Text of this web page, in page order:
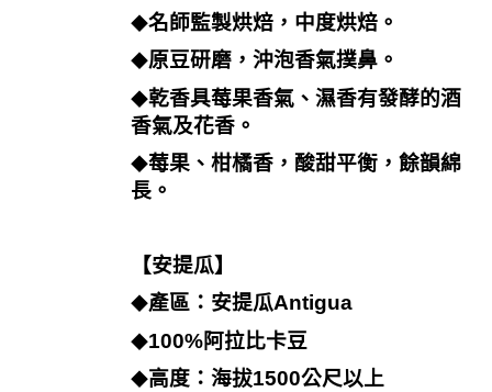
◆名師監製烘焙，中度烘焙。
◆原豆研磨，沖泡香氣撲鼻。
◆乾香具莓果香氣、濕香有發酵的酒
香氣及花香。
◆莓果、柑橘香，酸甜平衡，餘韻綿
長。
【安提瓜】
◆產區：安提瓜Antigua
◆100%阿拉比卡豆
◆高度：海拔1500公尺以上